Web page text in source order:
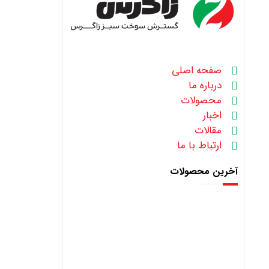
صفحه اصلی
درباره ما
محصولات
اخبار
مقالات
ارتباط با ما
آخرین محصولات